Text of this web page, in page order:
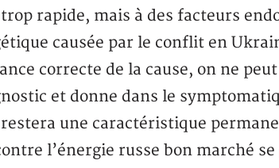
rapide, mais à des facteurs
causée par le conflit en
correcte de la cause, on ne
et donne dans le
une caractéristique
l’énergie russe bon marché